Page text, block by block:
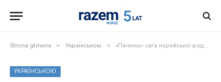
Strona główna » Українською » «Пачінко» сага корейської родини
УКРАЇНСЬКОЮ